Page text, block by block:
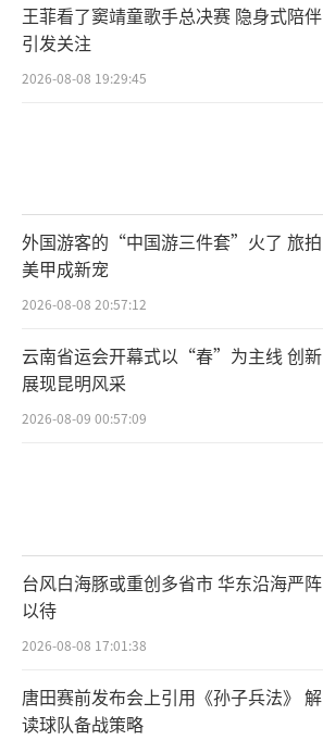
王菲看了窦靖童歌手总决赛 隐身式陪伴
引发关注
2026-08-08 19:29:45
外国游客的“中国游三件套”火了 旅拍
美甲成新宠
2026-08-08 20:57:12
云南省运会开幕式以“春”为主线 创新
展现昆明风采
2026-08-09 00:57:09
台风白海豚或重创多省市 华东沿海严阵
以待
2026-08-08 17:01:38
唐田赛前发布会上引用《孙子兵法》 解
读球队备战策略